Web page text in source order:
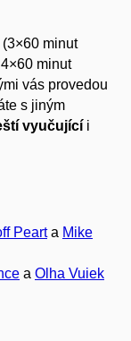
(3×60 minut
minut
vás provedou
s jiným
vyučující i
Pearta Mike
a Olha Vuiek